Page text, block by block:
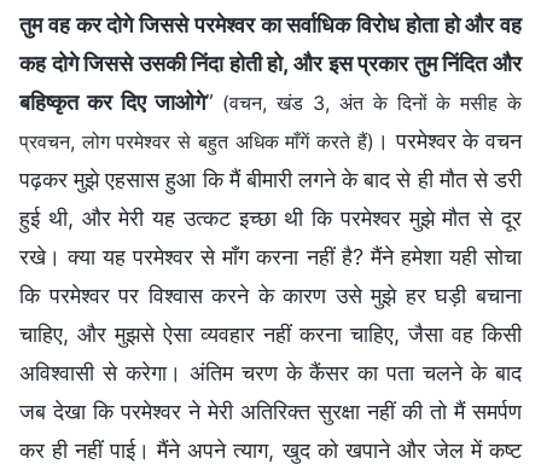
तुम वह कर दोगे जिससे परमेश्वर का सर्वाधिक विरोध होता हो और वह
कह दोगे जिससे उसकी निंदा होती हो, और इस प्रकार तुम निंदित और
बहिष्कृत कर दिए जाओगे” (वचन, खंड 3, अंत के दिनों के मसीह के
प्रवचन, लोग परमेश्वर से बहुत अधिक माँगें करते हैं) । परमेश्वर के वचन
पढ़कर मुझे एहसास हुआ कि मैं बीमारी लगने के बाद से ही मौत से डरी
हुई थी, और मेरी यह उत्कट इच्छा थी कि परमेश्वर मुझे मौत से दूर
रखे। क्या यह परमेश्वर से माँग करना नहीं है? मैंने हमेशा यही सोचा
कि परमेश्वर पर विश्वास करने के कारण उसे मुझे हर घड़ी बचाना
चाहिए, और मुझसे ऐसा व्यवहार नहीं करना चाहिए, जैसा वह किसी
अविश्वासी से करेगा। अंतिम चरण के कैंसर का पता चलने के बाद
जब देखा कि परमेश्वर ने मेरी अतिरिक्त सुरक्षा नहीं की तो मैं समर्पण
कर ही नहीं पाई। मैंने अपने त्याग, खुद को खपाने और जेल में कष्ट